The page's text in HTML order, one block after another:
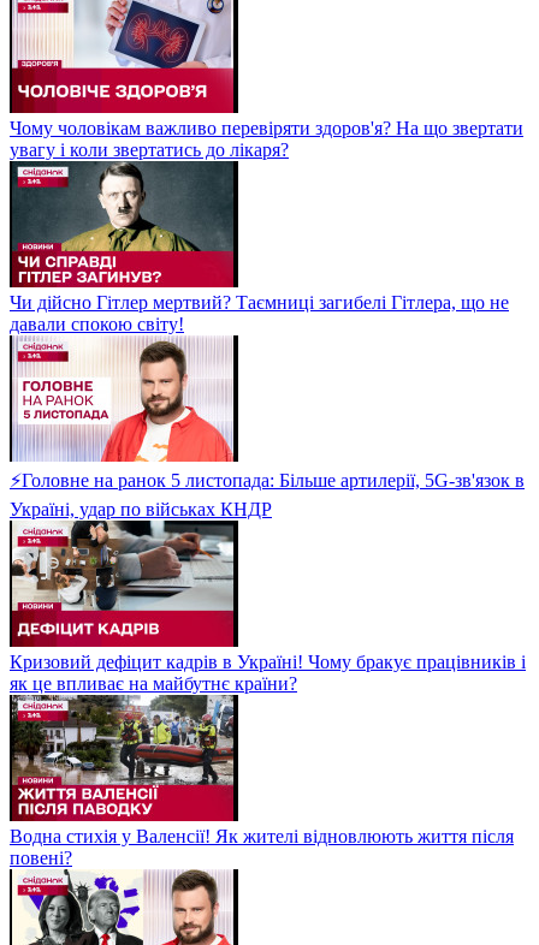
Чому чоловікам важливо перевіряти здоров'я? На що звертати
увагу і коли звертатись до лікаря?
Чи дійсно Гітлер мертвий? Таємниці загибелі Гітлера, що не
давали спокою світу!
⚡Головне на ранок 5 листопада: Більше артилерії, 5G-зв'язок в
Україні, удар по військах КНДР
Кризовий дефіцит кадрів в Україні! Чому бракує працівників і
як це впливає на майбутнє країни?
Водна стихія у Валенсії! Як жителі відновлюють життя після
повені?